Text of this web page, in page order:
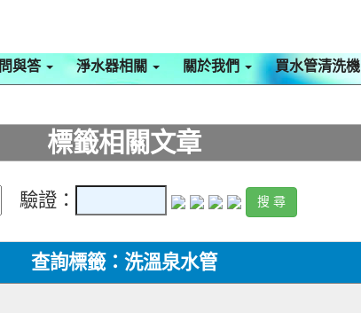
問與答 淨水器相關 關於我們 買水管清洗機
標籤相關文章
驗證：
查詢標籤：洗溫泉水管